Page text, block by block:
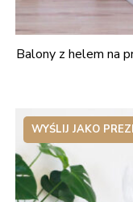
Balony z helem na
WYŚLIJ JAKO